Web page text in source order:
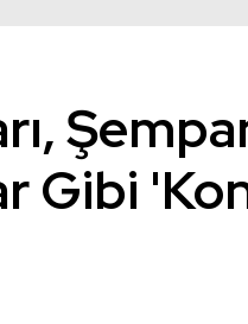
Gibi